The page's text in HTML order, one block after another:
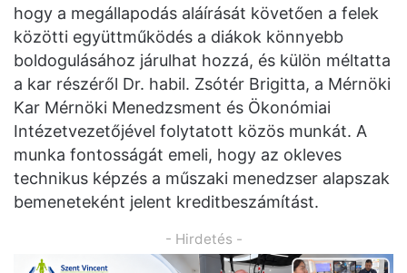
hogy a megállapodás aláírását követően a felek
közötti együttműködés a diákok könnyebb
boldogulásához járulhat hozzá, és külön méltatta
a kar részéről Dr. habil. Zsótér Brigitta, a Mérnöki
Kar Mérnöki Menedzsment és Ökonómiai
Intézetvezetőjével folytatott közös munkát. A
munka fontosságát emeli, hogy az okleves
technikus képzés a műszaki menedzser alapszak
bemeneteként jelent kreditbeszámítást.
- Hirdetés -